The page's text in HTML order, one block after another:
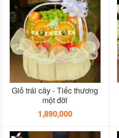
Giỏ trái cây - Tiếc thương
một đời
1,890,000